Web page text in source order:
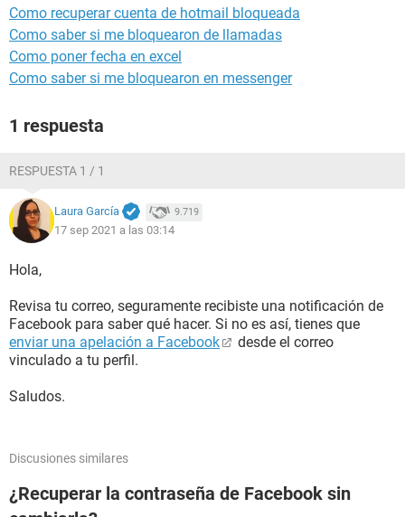
Como recuperar cuenta de hotmail bloqueada
Como saber si me bloquearon de llamadas
Como poner fecha en excel
Como saber si me bloquearon en messenger
1 respuesta
RESPUESTA 1 / 1
Laura García 9.719
17 sep 2021 a las 03:14
Hola,
Revisa tu correo, seguramente recibiste una notificación de
Facebook para saber qué hacer. Si no es así, tienes que
enviar una apelación a Facebook
desde el correo
vinculado a tu perfil.
Saludos.
Discusiones similares
¿Recuperar la contraseña de Facebook sin